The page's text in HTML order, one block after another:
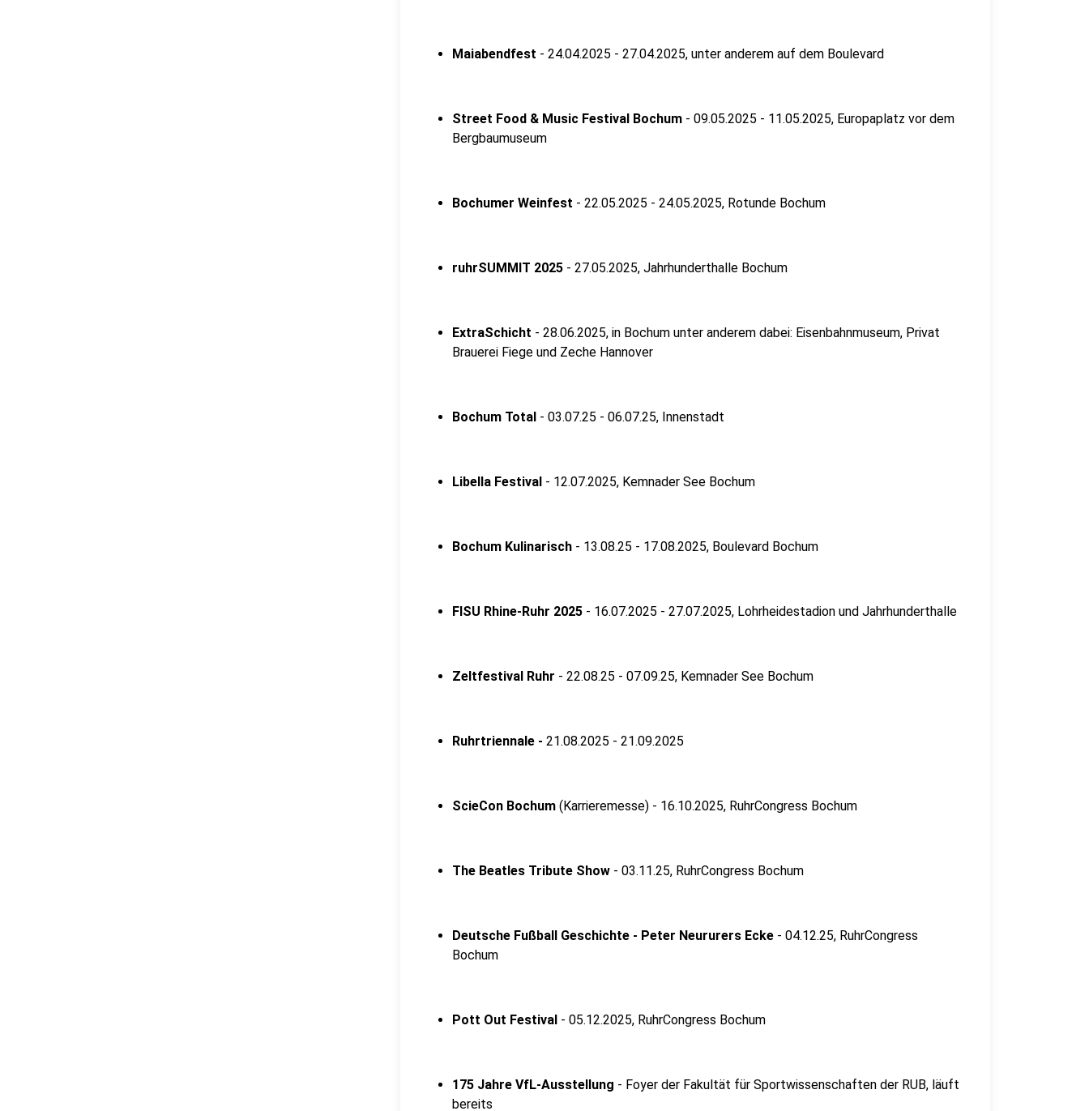
Maiabendfest - 24.04.2025 - 27.04.2025, unter anderem auf dem Boulevard
Street Food & Music Festival Bochum - 09.05.2025 - 11.05.2025, Europaplatz vor dem
Bergbaumuseum
Bochumer Weinfest - 22.05.2025 - 24.05.2025, Rotunde Bochum
ruhrSUMMIT 2025 - 27.05.2025, Jahrhunderthalle Bochum
ExtraSchicht - 28.06.2025, in Bochum unter anderem dabei: Eisenbahnmuseum, Privat
Brauerei Fiege und Zeche Hannover
Bochum Total - 03.07.25 - 06.07.25, Innenstadt
Libella Festival - 12.07.2025, Kemnader See Bochum
Bochum Kulinarisch - 13.08.25 - 17.08.2025, Boulevard Bochum
FISU Rhine-Ruhr 2025 - 16.07.2025 - 27.07.2025, Lohrheidestadion und Jahrhunderthalle
Zeltfestival Ruhr - 22.08.25 - 07.09.25, Kemnader See Bochum
Ruhrtriennale - 21.08.2025 - 21.09.2025
ScieCon Bochum (Karrieremesse) - 16.10.2025, RuhrCongress Bochum
The Beatles Tribute Show - 03.11.25, RuhrCongress Bochum
Deutsche Fußball Geschichte - Peter Neururers Ecke - 04.12.25, RuhrCongress
Bochum
Pott Out Festival - 05.12.2025, RuhrCongress Bochum
175 Jahre VfL-Ausstellung - Foyer der Fakultät für Sportwissenschaften der RUB, läuft
bereits